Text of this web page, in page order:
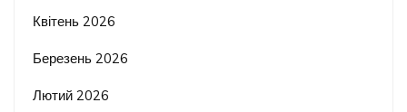
Квітень 2026
Березень 2026
Лютий 2026